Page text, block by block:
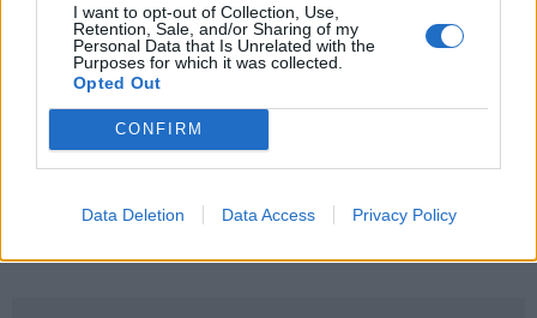
I want to opt-out of Collection, Use,
Retention, Sale, and/or Sharing of my
Personal Data that Is Unrelated with the
Purposes for which it was collected.
Opted Out
CONFIRM
Data Deletion Data Access Privacy Policy
pasieks proveržį, kurio taip ilgai
laukė
ženklų: svarbu neperžengti savo
galimybių ribos